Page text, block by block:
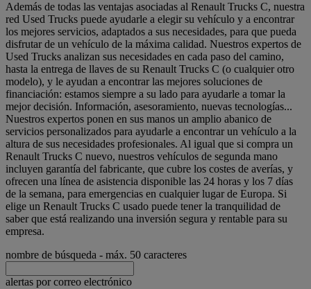
Además de todas las ventajas asociadas al Renault Trucks C, nuestra
red Used Trucks puede ayudarle a elegir su vehículo y a encontrar
los mejores servicios, adaptados a sus necesidades, para que pueda
disfrutar de un vehículo de la máxima calidad. Nuestros expertos de
Used Trucks analizan sus necesidades en cada paso del camino,
hasta la entrega de llaves de su Renault Trucks C (o cualquier otro
modelo), y le ayudan a encontrar las mejores soluciones de
financiación: estamos siempre a su lado para ayudarle a tomar la
mejor decisión. Información, asesoramiento, nuevas tecnologías...
Nuestros expertos ponen en sus manos un amplio abanico de
servicios personalizados para ayudarle a encontrar un vehículo a la
altura de sus necesidades profesionales. Al igual que si compra un
Renault Trucks C nuevo, nuestros vehículos de segunda mano
incluyen garantía del fabricante, que cubre los costes de averías, y
ofrecen una línea de asistencia disponible las 24 horas y los 7 días
de la semana, para emergencias en cualquier lugar de Europa. Si
elige un Renault Trucks C usado puede tener la tranquilidad de
saber que está realizando una inversión segura y rentable para su
empresa.
nombre de búsqueda - máx. 50 caracteres
alertas por correo electrónico